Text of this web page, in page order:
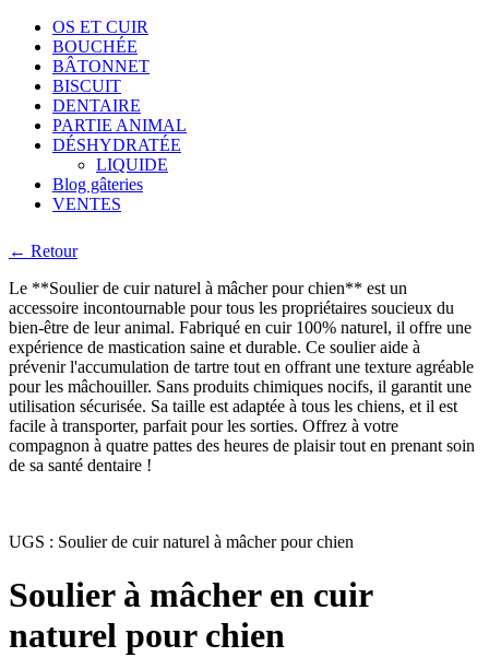
OS ET CUIR
BOUCHÉE
BÂTONNET
BISCUIT
DENTAIRE
PARTIE ANIMAL
DÉSHYDRATÉE
LIQUIDE
Blog gâteries
VENTES
← Retour
Le **Soulier de cuir naturel à mâcher pour chien** est un
accessoire incontournable pour tous les propriétaires soucieux du
bien-être de leur animal. Fabriqué en cuir 100% naturel, il offre une
expérience de mastication saine et durable. Ce soulier aide à
prévenir l'accumulation de tartre tout en offrant une texture agréable
pour les mâchouiller. Sans produits chimiques nocifs, il garantit une
utilisation sécurisée. Sa taille est adaptée à tous les chiens, et il est
facile à transporter, parfait pour les sorties. Offrez à votre
compagnon à quatre pattes des heures de plaisir tout en prenant soin
de sa santé dentaire !
UGS : Soulier de cuir naturel à mâcher pour chien
Soulier à mâcher en cuir
naturel pour chien